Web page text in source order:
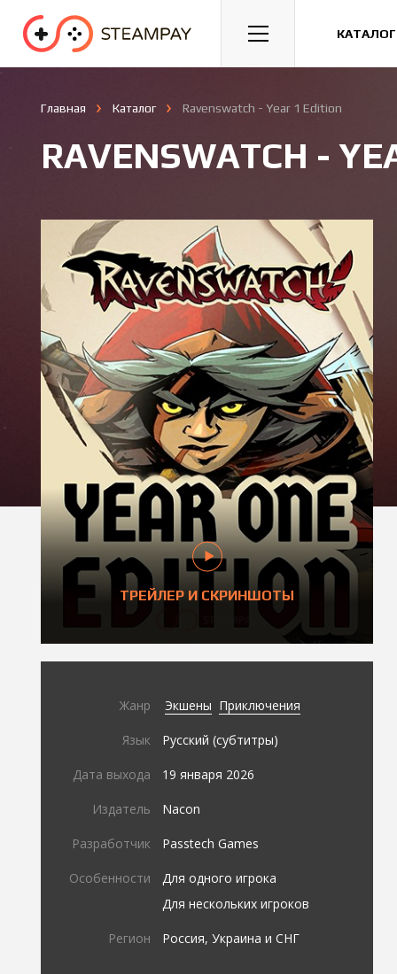
Спорт Гонки Казуальные
Главная Каталог Ravenswatch - Year 1 Edition
RAVENSWATCH -
ТРЕЙЛЕР И СКРИНШОТЫ
Жанр Экшены Приключения
Язык Русский (субтитры)
Дата выхода 19 января 2026
Издатель Nacon
Разработчик Passtech Games
Особенности
Для одного игрока
Для нескольких игроков
Регион Россия, Украина и СНГ